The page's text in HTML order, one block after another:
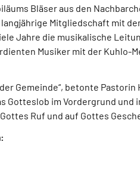
Bläser aus den
Mitgliedschaft mit
Jahre die musikalische
Musiker mit der Kuhlo-
Gemeinde“, betonte
im Vordergrund und
Ruf und auf Gottes